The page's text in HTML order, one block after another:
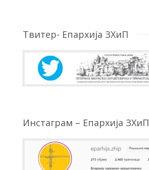
Твитер- Епархија ЗХиП
Инстаграм – Епархија ЗХиП